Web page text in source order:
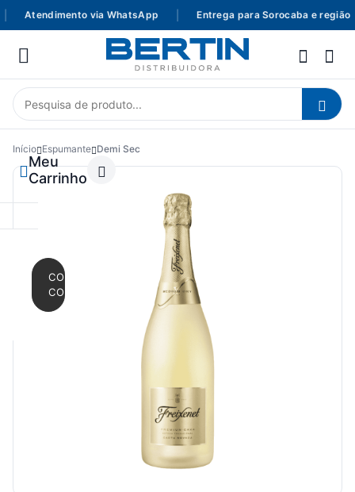
Atendimento via WhatsApp Entrega para Sorocaba e região
Meu
Carrinho
CONTINUAR
COMPRANDO
Início Espumante Demi Sec